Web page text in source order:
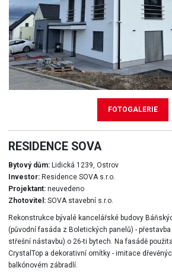
FOTOGALERIE
RESIDENCE SOVA
Bytový dům:Lidická 1239, Ostrov
Investor:Residence SOVA s.r.o.
Projektant:neuvedeno
Zhotovitel:SOVA stavební s.r.o.
Rekonstrukce bývalé kancelářské budovy
(původní fasáda z Boletických panelů) -
střešní nástavbu) o 26-ti bytech. Na fasádě
CrystalTop a dekorativní omítky - imitace
balkónovém zábradlí.